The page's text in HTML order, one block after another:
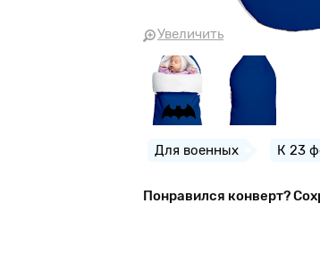
Увеличить
Для военных К 23
Понравился конверт?